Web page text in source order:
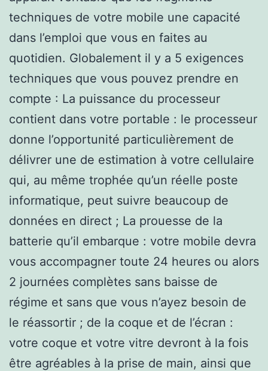
techniques de votre mobile une capacité
dans l’emploi que vous en faites au
quotidien. Globalement il y a 5 exigences
techniques que vous pouvez prendre en
compte : La puissance du processeur
contient dans votre portable : le processeur
donne l’opportunité particulièrement de
délivrer une de estimation à votre cellulaire
qui, au même trophée qu’un réelle poste
informatique, peut suivre beaucoup de
données en direct ; La prouesse de la
batterie qu’il embarque : votre mobile devra
vous accompagner toute 24 heures ou alors
2 journées complètes sans baisse de
régime et sans que vous n’ayez besoin de
le réassortir ; de la coque et de l’écran :
votre coque et votre vitre devront à la fois
être agréables à la prise de main, ainsi que